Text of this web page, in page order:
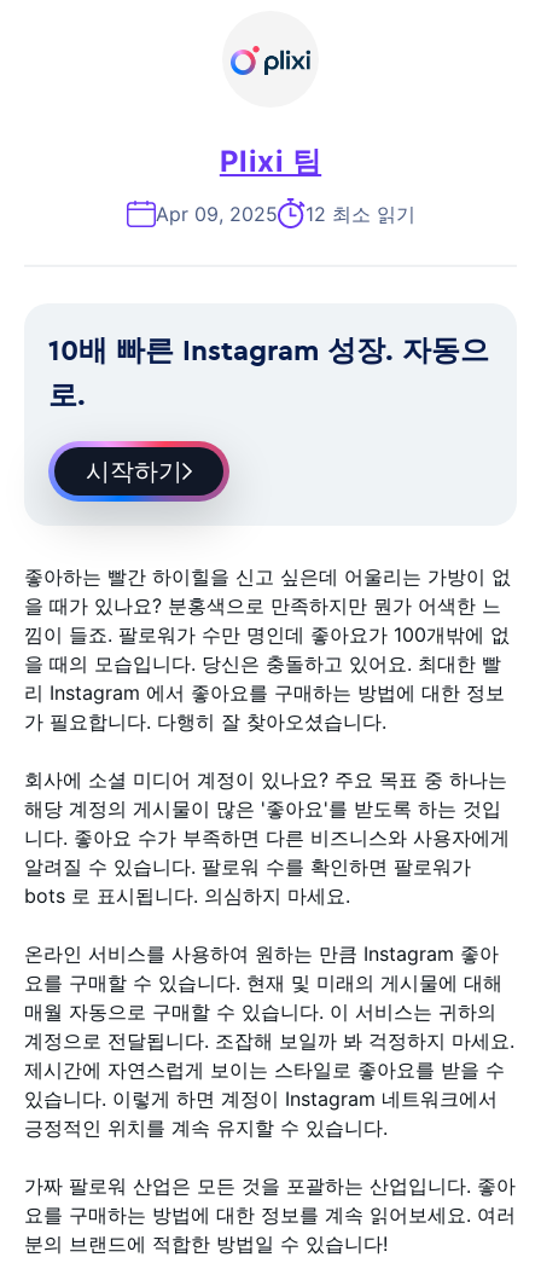
Plixi 팀
Apr 09, 2025 12 최소 읽기
10배 빠른 Instagram 성장. 자동으
로.
시작하기
좋아하는 빨간 하이힐을 신고 싶은데 어울리는 가방이 없
을 때가 있나요? 분홍색으로 만족하지만 뭔가 어색한 느
낌이 들죠. 팔로워가 수만 명인데 좋아요가 100개밖에 없
을 때의 모습입니다. 당신은 충돌하고 있어요. 최대한 빨
리 Instagram 에서 좋아요를 구매하는 방법에 대한 정보
가 필요합니다. 다행히 잘 찾아오셨습니다.
회사에 소셜 미디어 계정이 있나요? 주요 목표 중 하나는
해당 계정의 게시물이 많은 '좋아요'를 받도록 하는 것입
니다. 좋아요 수가 부족하면 다른 비즈니스와 사용자에게
알려질 수 있습니다. 팔로워 수를 확인하면 팔로워가
bots 로 표시됩니다. 의심하지 마세요.
온라인 서비스를 사용하여 원하는 만큼 Instagram 좋아
요를 구매할 수 있습니다. 현재 및 미래의 게시물에 대해
매월 자동으로 구매할 수 있습니다. 이 서비스는 귀하의
계정으로 전달됩니다. 조잡해 보일까 봐 걱정하지 마세요.
제시간에 자연스럽게 보이는 스타일로 좋아요를 받을 수
있습니다. 이렇게 하면 계정이 Instagram 네트워크에서
긍정적인 위치를 계속 유지할 수 있습니다.
가짜 팔로워 산업은 모든 것을 포괄하는 산업입니다. 좋아
요를 구매하는 방법에 대한 정보를 계속 읽어보세요. 여러
분의 브랜드에 적합한 방법일 수 있습니다!